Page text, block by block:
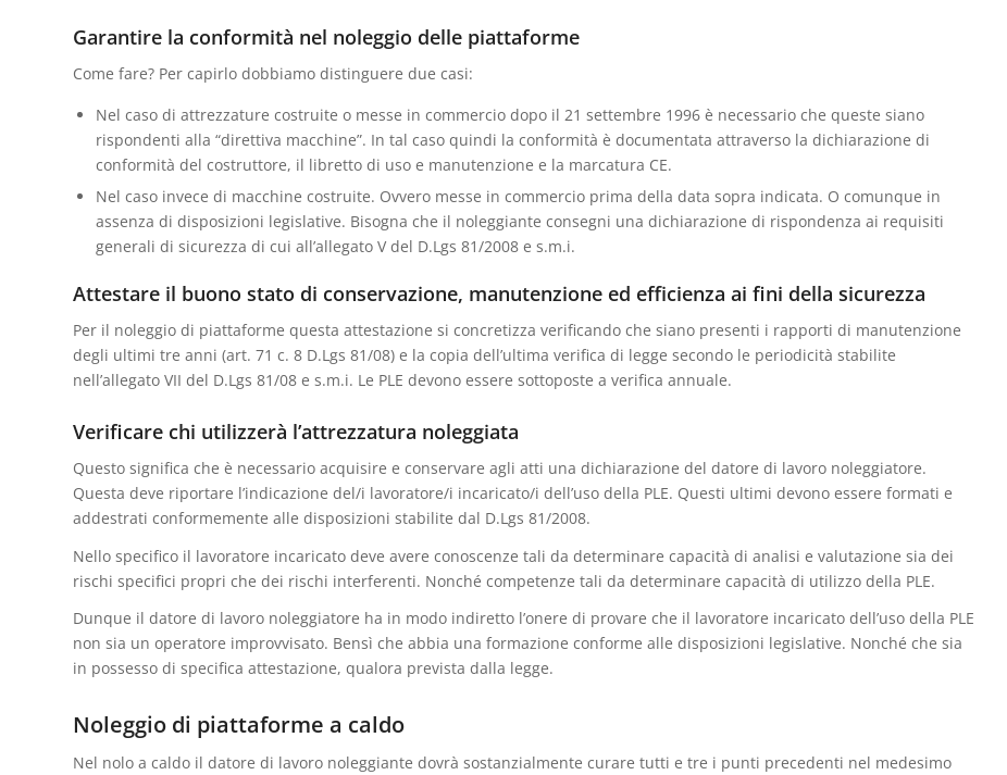
Garantire la conformità nel noleggio delle piattaforme
Come fare? Per capirlo dobbiamo distinguere due casi:
Nel caso di attrezzature costruite o messe in commercio dopo il 21 settembre 1996 è necessario che queste siano
rispondenti alla “direttiva macchine”. In tal caso quindi la conformità è documentata attraverso la dichiarazione di
conformità del costruttore, il libretto di uso e manutenzione e la marcatura CE.
Nel caso invece di macchine costruite. Ovvero messe in commercio prima della data sopra indicata. O comunque in
assenza di disposizioni legislative. Bisogna che il noleggiante consegni una dichiarazione di rispondenza ai requisiti
generali di sicurezza di cui all’allegato V del D.Lgs 81/2008 e s.m.i.
Attestare il buono stato di conservazione, manutenzione ed efficienza ai fini della sicurezza
Per il noleggio di piattaforme questa attestazione si concretizza verificando che siano presenti i rapporti di manutenzione
degli ultimi tre anni (art. 71 c. 8 D.Lgs 81/08) e la copia dell’ultima verifica di legge secondo le periodicità stabilite
nell’allegato VII del D.Lgs 81/08 e s.m.i. Le PLE devono essere sottoposte a verifica annuale.
Verificare chi utilizzerà l’attrezzatura noleggiata
Questo significa che è necessario acquisire e conservare agli atti una dichiarazione del datore di lavoro noleggiatore.
Questa deve riportare l’indicazione del/i lavoratore/i incaricato/i dell’uso della PLE. Questi ultimi devono essere formati e
addestrati conformemente alle disposizioni stabilite dal D.Lgs 81/2008.
Nello specifico il lavoratore incaricato deve avere conoscenze tali da determinare capacità di analisi e valutazione sia dei
rischi specifici propri che dei rischi interferenti. Nonché competenze tali da determinare capacità di utilizzo della PLE.
Dunque il datore di lavoro noleggiatore ha in modo indiretto l’onere di provare che il lavoratore incaricato dell’uso della PLE
non sia un operatore improvvisato. Bensì che abbia una formazione conforme alle disposizioni legislative. Nonché che sia
in possesso di specifica attestazione, qualora prevista dalla legge.
Noleggio di piattaforme a caldo
Nel nolo a caldo il datore di lavoro noleggiante dovrà sostanzialmente curare tutti e tre i punti precedenti nel medesimo